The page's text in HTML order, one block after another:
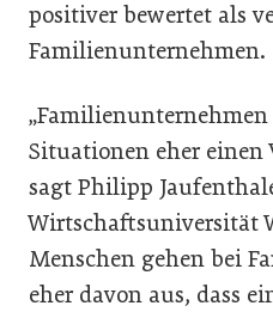
positiver bewertet als
Familienunternehmen.
Situationen eher einen
sagt Philipp
Wirtschaftsuniversität
Menschen gehen bei
eher davon aus, dass